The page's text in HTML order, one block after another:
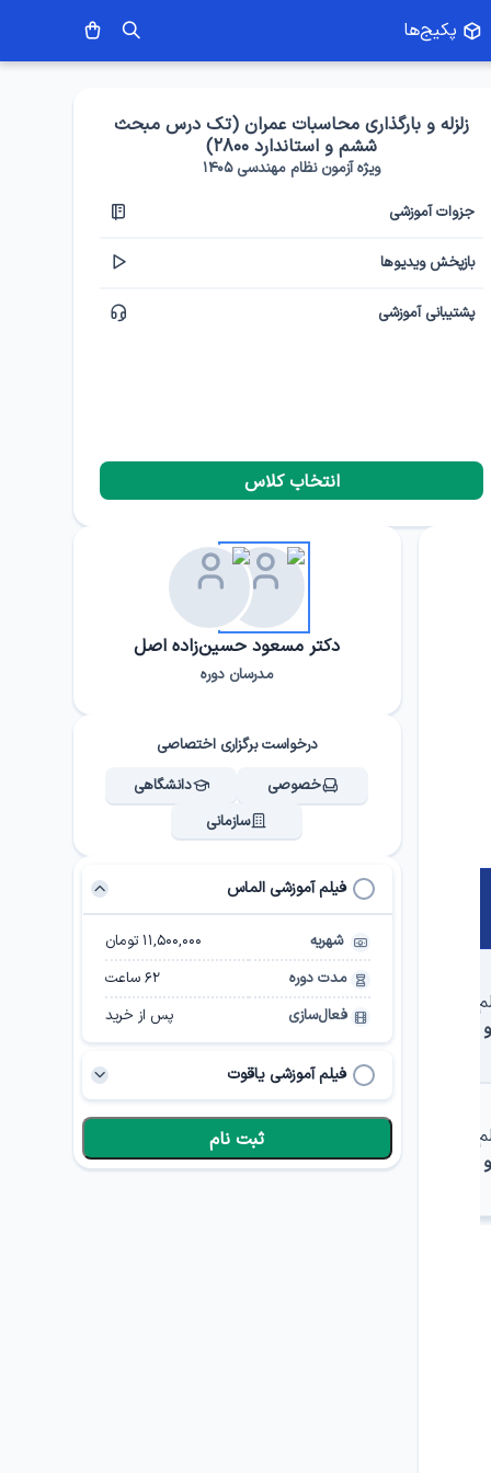
پکیج‌ها
زلزله و بارگذاری محاسبات عمران (تک درس مبحث
ششم و استاندارد ۲۸۰۰)
ویژه آزمون نظام مهندسی ۱۴۰۵
جزوات آموزشی
بازپخش ویدیوها
پشتیبانی آموزشی
انتخاب کلاس
دکتر مسعود حسین‌زاده اصل
مدرسان دوره
درخواست برگزاری اختصاصی
خصوصی
دانشگاهی
سازمانی
فیلم آموزشی الماس
شهریه
۱۱,۵۰۰,۰۰۰ تومان
مدت دوره
62 ساعت
فعال‌سازی
پس از خرید
فیلم آموزشی یاقوت
مدت دوره
74ساعت
ثبت نام